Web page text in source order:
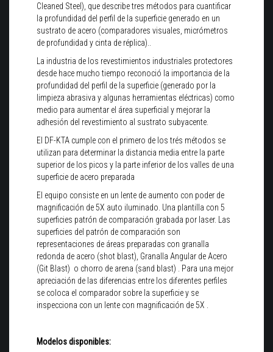
Cleaned Steel), que describe tres métodos para cuantificar
la profundidad del perfil de la superficie generado en un
sustrato de acero (comparadores visuales, micrómetros
de profundidad y cinta de réplica)..
La industria de los revestimientos industriales protectores
desde hace mucho tiempo reconoció la importancia de la
profundidad del perfil de la superficie (generado por la
limpieza abrasiva y algunas herramientas eléctricas) como
medio para aumentar el área superficial y mejorar la
adhesión del revestimiento al sustrato subyacente.
El DF-KTA cumple con el primero de los trés métodos se
utilizan para determinar la distancia media entre la parte
superior de los picos y la parte inferior de los valles de una
superficie de acero preparada
El equipo consiste en un lente de aumento con poder de
magnificación de 5X auto iluminado. Una plantilla con 5
superficies patrón de comparación grabada por laser. Las
superficies del patrón de comparación son
representaciones de áreas preparadas con granalla
redonda de acero (shot blast), Granalla Angular de Acero
(Git Blast) o chorro de arena (sand blast) . Para una mejor
apreciación de las diferencias entre los diferentes perfiles
se coloca el comparador sobre la superficie y se
inspecciona con un lente con magnificación de 5X .
Modelos disponibles: